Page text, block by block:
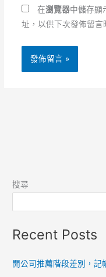
*
址
在瀏覽器中儲存顯
址，以供下次發佈留言
搜尋
Recent Posts
開公司推薦階段差別，記